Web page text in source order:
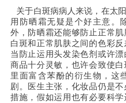
关于白斑病病人来说，在太
用防晒霜无疑是个好主意。
外，防晒霜还能够防止正常
白斑和正常肌肤之间的色彩
当防止运用头发染色剂或许
商品十分灵敏，也许会致使
里面富含苯酚的衍生物，这
剧。医生主张，化妆品仍是
措施，假如运用也有必要科